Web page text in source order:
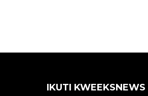
IKUTI KWEEKSNEWS